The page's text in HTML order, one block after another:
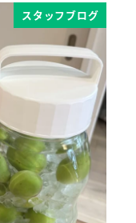
スタッフブログ